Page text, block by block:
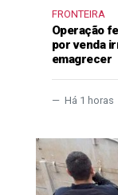
FRONTEIRA
Operação
por venda
emagrecer
Há 1 horas